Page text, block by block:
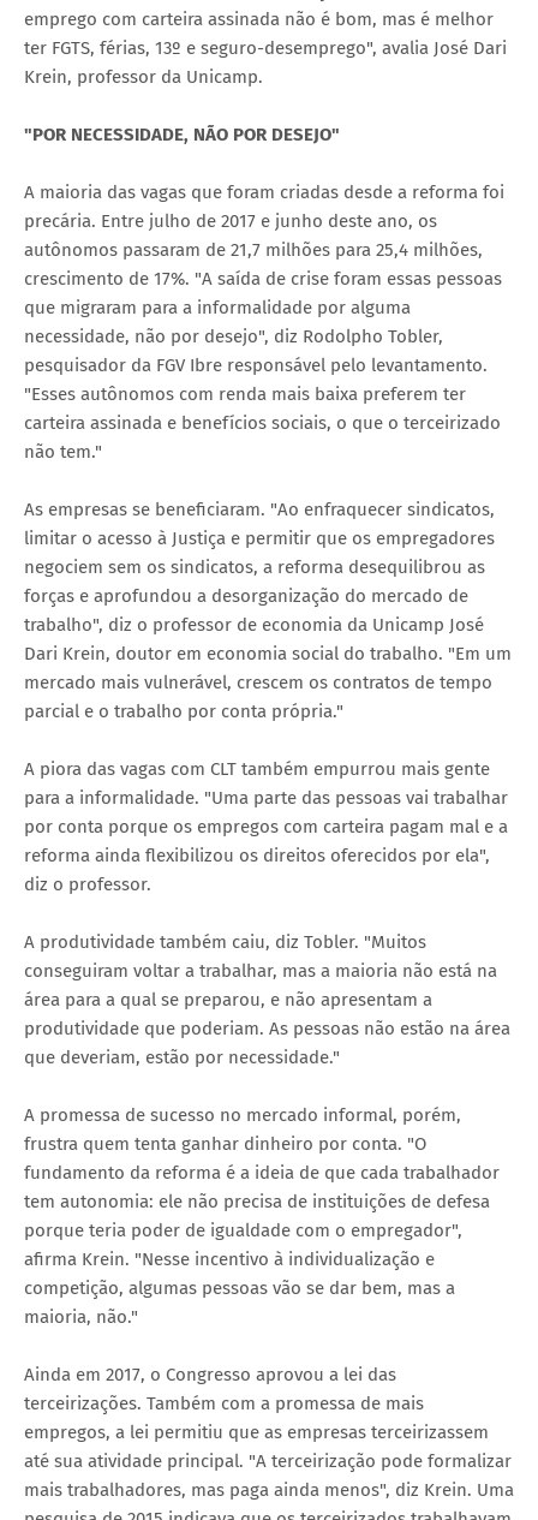
emprego com carteira assinada não é bom, mas é melhor
ter FGTS, férias, 13º e seguro-desemprego", avalia José Dari
Krein, professor da Unicamp.
"POR NECESSIDADE, NÃO POR DESEJO"
A maioria das vagas que foram criadas desde a reforma foi
precária. Entre julho de 2017 e junho deste ano, os
autônomos passaram de 21,7 milhões para 25,4 milhões,
crescimento de 17%. "A saída de crise foram essas pessoas
que migraram para a informalidade por alguma
necessidade, não por desejo", diz Rodolpho Tobler,
pesquisador da FGV Ibre responsável pelo levantamento.
"Esses autônomos com renda mais baixa preferem ter
carteira assinada e benefícios sociais, o que o terceirizado
não tem."
As empresas se beneficiaram. "Ao enfraquecer sindicatos,
limitar o acesso à Justiça e permitir que os empregadores
negociem sem os sindicatos, a reforma desequilibrou as
forças e aprofundou a desorganização do mercado de
trabalho", diz o professor de economia da Unicamp José
Dari Krein, doutor em economia social do trabalho. "Em um
mercado mais vulnerável, crescem os contratos de tempo
parcial e o trabalho por conta própria."
A piora das vagas com CLT também empurrou mais gente
para a informalidade. "Uma parte das pessoas vai trabalhar
por conta porque os empregos com carteira pagam mal e a
reforma ainda flexibilizou os direitos oferecidos por ela",
diz o professor.
A produtividade também caiu, diz Tobler. "Muitos
conseguiram voltar a trabalhar, mas a maioria não está na
área para a qual se preparou, e não apresentam a
produtividade que poderiam. As pessoas não estão na área
que deveriam, estão por necessidade."
A promessa de sucesso no mercado informal, porém,
frustra quem tenta ganhar dinheiro por conta. "O
fundamento da reforma é a ideia de que cada trabalhador
tem autonomia: ele não precisa de instituições de defesa
porque teria poder de igualdade com o empregador",
afirma Krein. "Nesse incentivo à individualização e
competição, algumas pessoas vão se dar bem, mas a
maioria, não."
Ainda em 2017, o Congresso aprovou a lei das
terceirizações. Também com a promessa de mais
empregos, a lei permitiu que as empresas terceirizassem
até sua atividade principal. "A terceirização pode formalizar
mais trabalhadores, mas paga ainda menos", diz Krein. Uma